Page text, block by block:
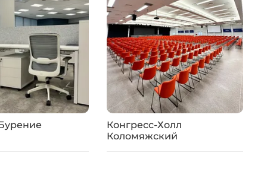
Конгресс-Холл
Коломяжский